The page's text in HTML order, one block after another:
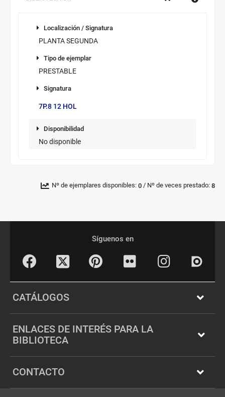
disponibles
Localización
Tipo de
Signatura/sup.
Localización / Signatura
PLANTA SEGUNDA
Tipo de ejemplar
PRESTABLE
Signatura
7P.8 12 HOL
Disponibilidad
No disponible
Nº de ejemplares disponibles: 0 / Nº de veces prestado: 8
Síguenos en
CATÁLOGOS
ENLACES DE INTERÉS PARA LA
BIBLIOTECA
CONTACTO